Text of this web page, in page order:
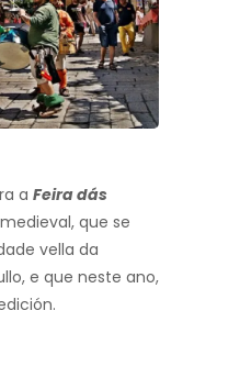
a Feira dás
que se
vella da
e que neste ano,